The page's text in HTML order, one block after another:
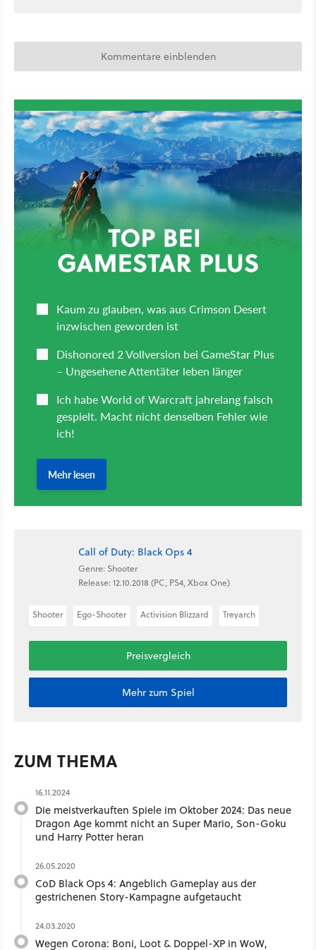
Kommentare einblenden
Call of Duty: Black Ops 4
Genre: Shooter
Release: 12.10.2018 (PC, PS4, Xbox One)
Shooter Ego-Shooter Activision Blizzard Treyarch
Preisvergleich
Mehr zum Spiel
ZUM THEMA
16.11.2024
Die meistverkauften Spiele im Oktober 2024: Das neue
Dragon Age kommt nicht an Super Mario, Son-Goku
und Harry Potter heran
26.05.2020
CoD Black Ops 4: Angeblich Gameplay aus der
gestrichenen Story-Kampagne aufgetaucht
24.03.2020
Wegen Corona: Boni, Loot & Doppel-XP in WoW,